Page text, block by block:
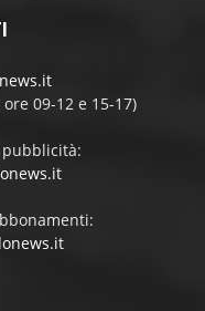
09-12 e 15-17)